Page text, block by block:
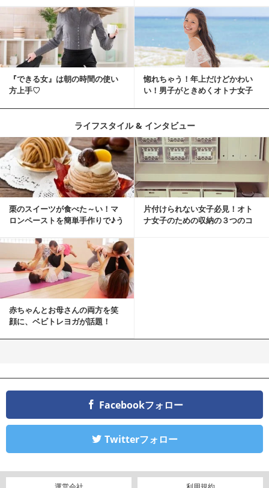
『できる女』は朝の時間の使い
方上手♡
惚れちゃう！年上だけどかわい
い！男子がときめくオトナ女子
ライフスタイル & インタビュー
栗のスイーツが食べた～い！マ
ロンペーストを簡単手作りで♪う
片付けられない女子必見！オト
ナ女子のための収納の３つのコ
赤ちゃんとお母さんの両方を笑
顔に、ベビトレヨガが話題！
Facebookフォロー
Twitterフォロー